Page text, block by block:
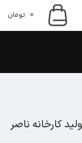
0 تومان
کارخانه ناصر